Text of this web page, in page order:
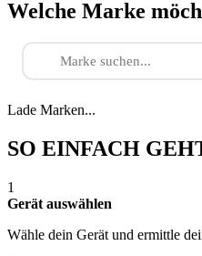
Welche Marke
Lade Marken...
SO EINFACH
1
Gerät auswählen
Wähle dein Gerät und ermittle